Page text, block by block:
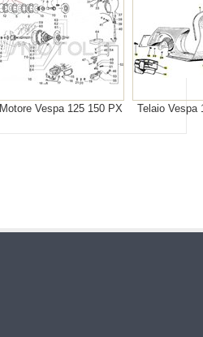
Motore Vespa 125 150 PX Telaio Vespa